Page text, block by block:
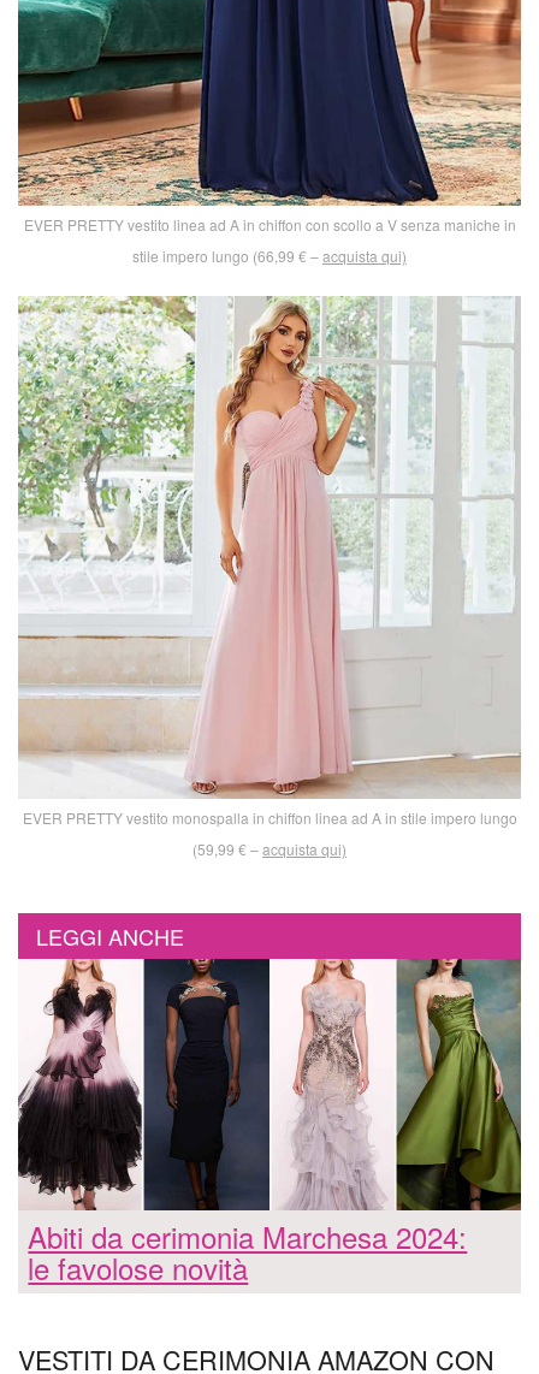
EVER PRETTY vestito linea ad A in chiffon con scollo a V senza maniche in
stile impero lungo (66,99 € –acquista qui)
EVER PRETTY vestito monospalla in chiffon linea ad A in stile impero lungo
(59,99 € –acquista qui)
LEGGI ANCHE
Abiti da cerimonia Marchesa 2024:
le favolose novità
VESTITI DA CERIMONIA AMAZON CON